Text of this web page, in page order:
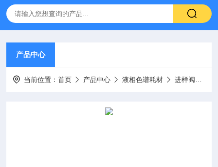
产品中心
当前位置：首页 产品中心 液相色谱耗材 进样阀相关组件